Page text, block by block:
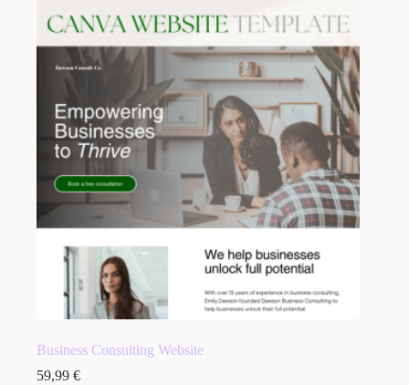
Business Consulting Website
59,99 €